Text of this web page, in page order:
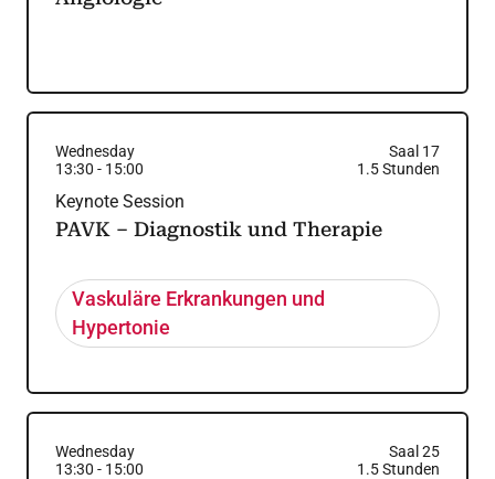
Wednesday
Saal 17
13:30 - 15:00 1.5Stunden
Keynote Session
PAVK – Diagnostik und Therapie
Vaskuläre Erkrankungen und
Hypertonie
Wednesday
Saal 25
13:30 - 15:00 1.5Stunden